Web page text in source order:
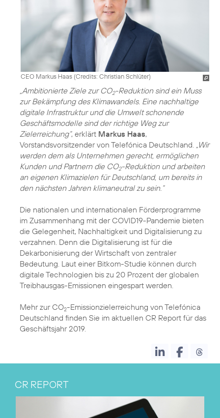
CEO Markus Haas (Credits: Christian Schlüter)
„Ambitionierte Ziele zur CO2-Reduktion sind ein Muss
zur Bekämpfung des Klimawandels. Eine nachhaltige
digitale Infrastruktur und die Umwelt schonende
Geschäftsmodelle sind der richtige Weg zur
Zielerreichung“, erklärt Markus Haas,
Vorstandsvorsitzender von Telefónica Deutschland. „Wir
werden dem als Unternehmen gerecht, ermöglichen
Kunden und Partnern die CO2-Reduktion und arbeiten
an eigenen Klimazielen für Deutschland, um bereits in
den nächsten Jahren klimaneutral zu sein.“
Die nationalen und internationalen Förderprogramme
im Zusammenhang mit der COVID19-Pandemie bieten
die Gelegenheit, Nachhaltigkeit und Digitalisierung zu
verzahnen. Denn die Digitalisierung ist für die
Dekarbonisierung der Wirtschaft von zentraler
Bedeutung. Laut einer Bitkom-Studie können durch
digitale Technologien bis zu 20 Prozent der globalen
Treibhausgas-Emissionen eingespart werden.
Mehr zur CO2-Emissionzielerreichung von Telefónica
Deutschland finden Sie im aktuellen CR Report für das
Geschäftsjahr 2019
CR REPORT